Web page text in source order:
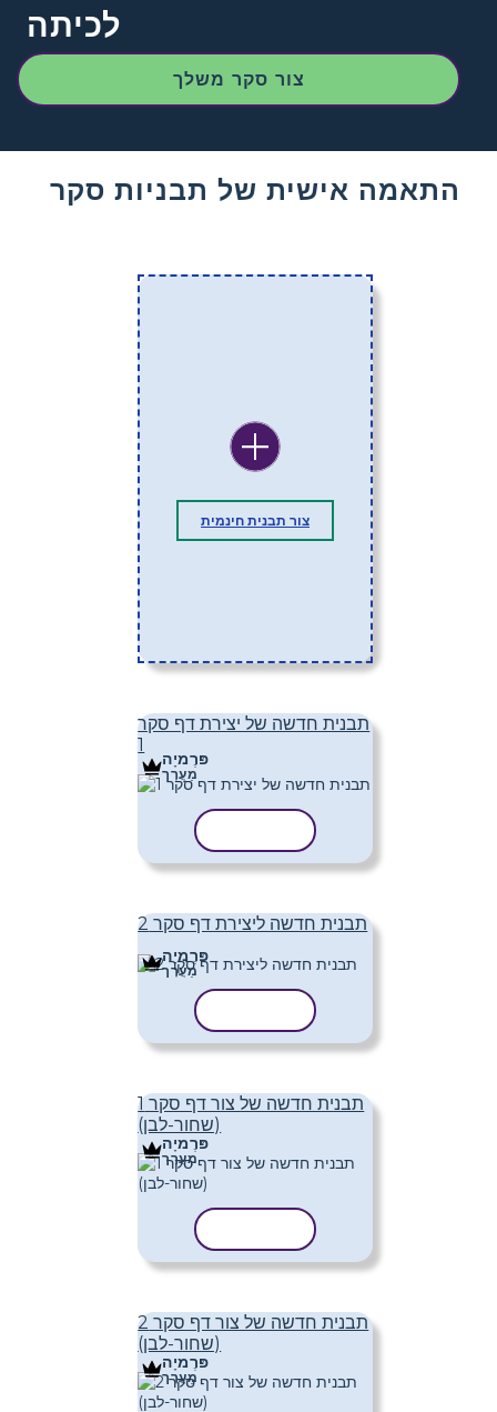
לכיתה
צור סקר משלך
התאמה אישית של תבניות סקר
צור תבנית חינמית
תבנית חדשה של יצירת דף סקר
1
פּרֶמיָה
מַעֲרָך
תבנית חדשה ליצירת דף סקר 2
פּרֶמיָה
מַעֲרָך
תבנית חדשה של צור דף סקר 1
(שחור-לבן)
פּרֶמיָה
מַעֲרָך
תבנית חדשה של צור דף סקר 2
(שחור-לבן)
פּרֶמיָה
מַעֲרָך